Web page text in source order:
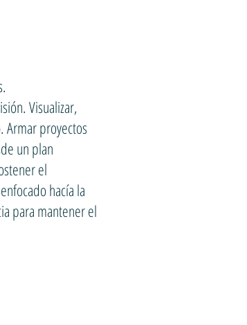
Visualizar,
Armar proyectos
un plan
el
hacía la
para mantener el